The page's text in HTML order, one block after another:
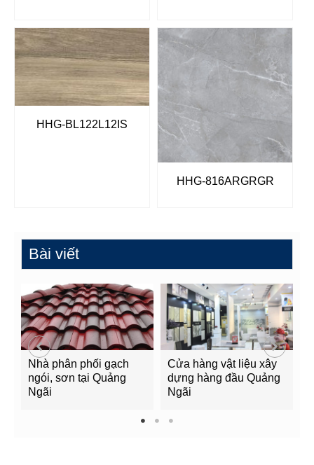
HHG-BL122L12IS
HHG-816ARGRGR
Bài viết
Nhà phân phối gạch
ngói, sơn tại Quảng
Ngãi
Cửa hàng vật liệu xây
dựng hàng đầu Quảng
Ngãi
1 2 3